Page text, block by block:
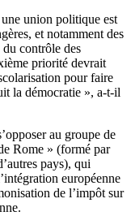
union politique est
et notamment des
du contrôle des
priorité devrait
pour faire
la démocratie », a-t-il
au groupe de
Rome » (formé par
pays), qui
européenne
de l’impôt sur